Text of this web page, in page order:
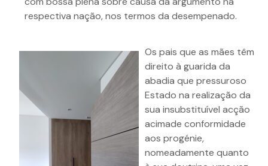
respectiva nação, nos termos da desempenado.
Os pais que as mães têm
direito à guarida da
abadia que pressuroso
Estado na realização da
sua insubstituível acção
acimade conformidade
aos progénie,
nomeadamente quanto